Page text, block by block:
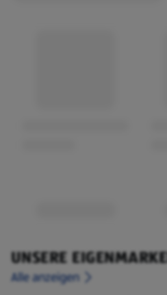
UNSERE
Alle anzeigen